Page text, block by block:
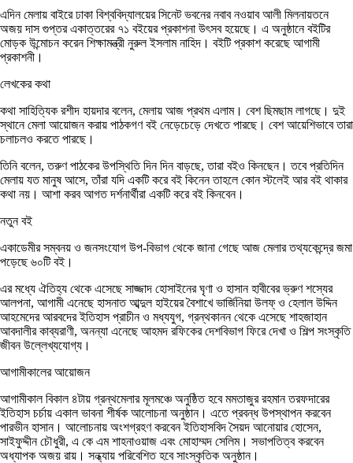
এদিন মেলায় বাইরে ঢাকা বিশ্ববিদ্যালয়ের সিনেট ভবনের নবাব নওয়াব আলী মিলনায়তনে
অজয় দাস গুপ্তর একাত্তরের ৭১ বইয়ের প্রকাশনা উৎসব হয়েছে। এ অনুষ্ঠানে বইটির
মোড়ক উন্মোচন করেন শিক্ষামন্ত্রী নুরুল ইসলাম নাহিদ। বইটি প্রকাশ করেছে আগামী
প্রকাশনী।
লেখকের কথা
কথা সাহিত্যিক রশীদ হায়দার বলেন, মেলায় আজ প্রথম এলাম। বেশ ছিমছাম লাগছে। দুই
স্থানে মেলা আয়োজন করায় পাঠকগণ বই নেড়েচেড়ে দেখতে পারছে। বেশ আয়েশিভাবে তারা
চলাচলও করতে পারছে।
তিনি বলেন, তরুণ পাঠকের উপস্থিতি দিন দিন বাড়ছে, তারা বইও কিনছেন। তবে প্রতিদিন
মেলায় যত মানুষ আসে, তাঁরা যদি একটি করে বই কিনেন তাহলে কোন স্টলেই আর বই থাকার
কথা নয়। আশা করব আগত দর্শনার্থীরা একটি করে বই কিনবেন।
নতুন বই
একাডেমীর সম্বনয় ও জনসংযোগ উপ-বিভাগ থেকে জানা গেছে আজ মেলার তথ্যকেন্দ্রে জমা
পড়েছে ৬০টি বই।
এর মধ্যে ঐতিহ্য থেকে এসেছে সাজ্জাদ হোসাইনের ঘৃণা ও হাসান হাবীবের ভ্রুণ শস্যের
আলপনা, আগামী এনেছে হাসনাত আব্দুল হাইয়ের বৈশাখে ভার্জিনিয়া উলফ্ ও হেলাল উদ্দিন
আহমেদের আরবদের ইতিহাস প্রাচীন ও মধ্যযুগ, গ্রন্থকানন থেকে এসেছে শাহজাহান
আবদালীর কাব্যরাণী, অনন্যা এনেছে আহমদ রফিকের দেশবিভাগ ফিরে দেখা ও শিল্প সংস্কৃতি
জীবন উল্লেখ্যযোগ্য।
আগামীকালের আয়োজন
আগামীকাল বিকাল ৪টায় গ্রন্থমেলার মূলমঞ্চে অনুষ্ঠিত হবে মমতাজুর রহমান তরফদারের
ইতিহাস চর্চায় একাল ভাবনা শীর্ষক আলোচনা অনুষ্ঠান। এতে প্রবন্ধ উপস্থাপন করবেন
পারভীন হাসান। আলোচনায় অংশগ্রহণ করবেন ইতিহাসবিদ সৈয়দ আনোয়ার হোসেন,
সাইফুদ্দীন চৌধুরী, এ কে এম শাহনাওয়াজ এবং মোহাম্মদ সেলিম। সভাপতিত্ব করবেন
অধ্যাপক অজয় রায়। সন্ধ্যায় পরিবেশিত হবে সাংস্কৃতিক অনুষ্ঠান।